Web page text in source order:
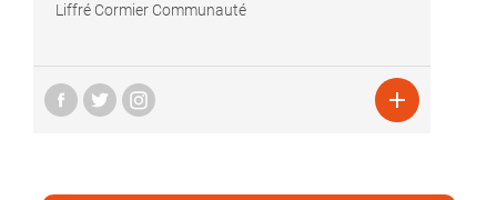
Liffré Cormier Communauté
